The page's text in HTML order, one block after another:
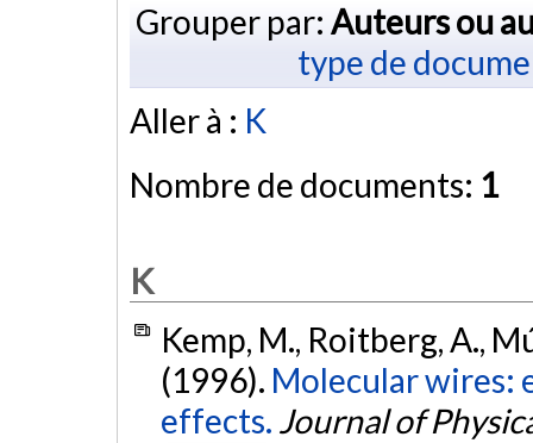
Grouper par: Auteurs ou
type de
Aller à : K
Nombre de documents: 1
K
Kemp, M., Roitberg, A.,
(1996). Molecular wires:
effects. Journal of